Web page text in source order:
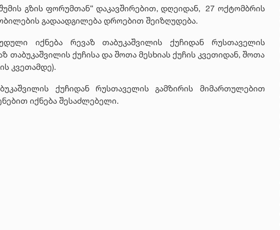
გზის ფორუმთან“ დაკავშირებით, დღეიდან, 27 ოქტომბრის
გადაადგილება დროებით შეიზღუდება.
იქნება რევაზ თაბუკაშვილის ქუჩიდან რუსთაველის
თაბუკაშვილის ქუჩისა და შოთა მესხიას ქუჩის კვეთიდან, შოთა
კვეთამდე).
ქუჩიდან რუსთაველის გამზირის მიმართულებით
იქნება შესაძლებელი.